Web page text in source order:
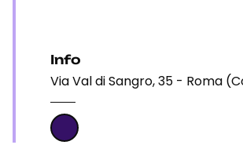
Info
Via Val di Sangro, 35 - Roma